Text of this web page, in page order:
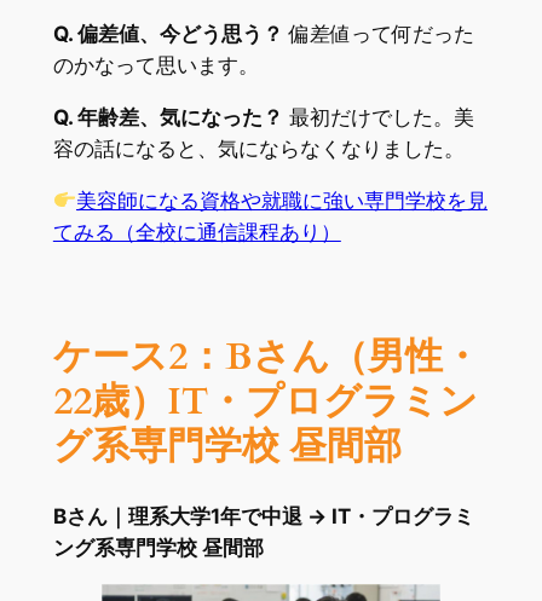
Q. 偏差値、今どう思う？ 偏差値って何だった
のかなって思います。
Q. 年齢差、気になった？ 最初だけでした。美
容の話になると、気にならなくなりました。
美容師になる資格や就職に強い専門学校を見
てみる（全校に通信課程あり）
ケース2：Bさん（男性・
22歳）IT・プログラミン
グ系専門学校 昼間部
Bさん｜理系大学1年で中退 → IT・プログラミ
ング系専門学校 昼間部